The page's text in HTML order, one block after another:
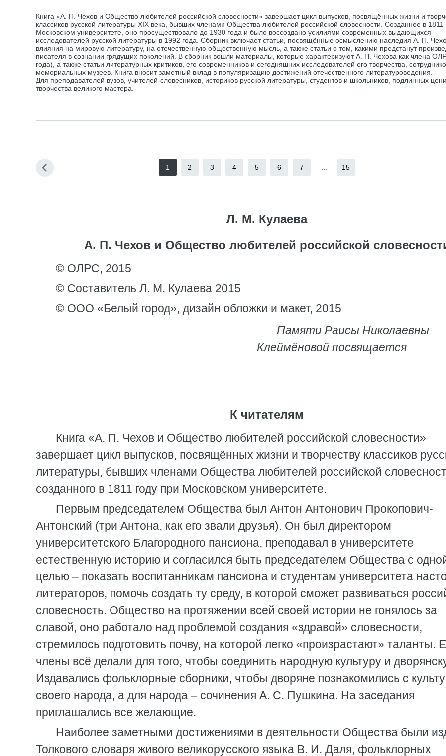
Книга «А. П. Чехов и Общество любителей российской словесности» завершает цикл выпусков, посвящённых жизни и
классиков русской литературы ХIХ века, бывших членами Общества любителей российской словесности. Созданное в 1811
Московском университете, оно просуществовало до 1930 года и было воссоздано усилиями современных выдающихся
исследователей русской литературы в 1992 года. Сборник включает статьи, посвящённые осмыслению наследия А. П.
влияния на мировую литературу, на отечественную общественную мысль, а также статьи о том, какими предстанут
писателя в сознании грядущих поколений. В сборник вошли материалы, которые характеризуют А. П. Чехова как члена
года), а также статьи литературных критиков, его современников и сегодняшних исследователей его творчества,
мемориальных музеев. Книга вносит заметный вклад в популяризацию достижений отечественного литературоведения.
Для преподавателей вузов, учителей-словесников, историков русской литературы, студентов и школьников, подлинных
творчества великого мастера.
1 2 3 4 5 6 7 15
Л. М. Кулаева
А. П. Чехов и Общество любителей российской
© ОЛРС, 2015
© Составитель Л. М. Кулаева 2015
© ООО «Белый город», дизайн обложки и макет, 2015
Памяти Раисы Николаевны
Клеймёновой посвящается
К читателям
Книга «А. П. Чехов и Общество любителей российской словесности»
завершает цикл выпусков, посвящённых жизни и творчеству классиков
литературы, бывших членами Общества любителей российской
созданного в 1811 году при Московском университете.
Первым председателем Общества был Антон Антонович Прокопович-
Антонский (три Антона, как его звали друзья). Он был директором
университетского Благородного пансиона, преподавал в университете
естественную историю и согласился быть председателем Общества с
целью – показать воспитанникам пансиона и студентам университета
литераторов, помочь создать ту среду, в которой сможет развиваться
словесность. Общество на протяжении всей своей истории не гонялось за
славой, оно работало над проблемой создания «здравой» словесности,
стремилось подготовить почву, на которой легко «произрастают» таланты.
члены всё делали для того, чтобы соединить народную культуру и
Издавались фольклорные сборники, чтобы дворяне познакомились с
своего народа, а для народа – сочинения А. С. Пушкина. На заседания
приглашались все желающие.
Наиболее заметными достижениями в деятельности Общества были
Толкового словаря живого великорусского языка В. И. Даля, фольклорных